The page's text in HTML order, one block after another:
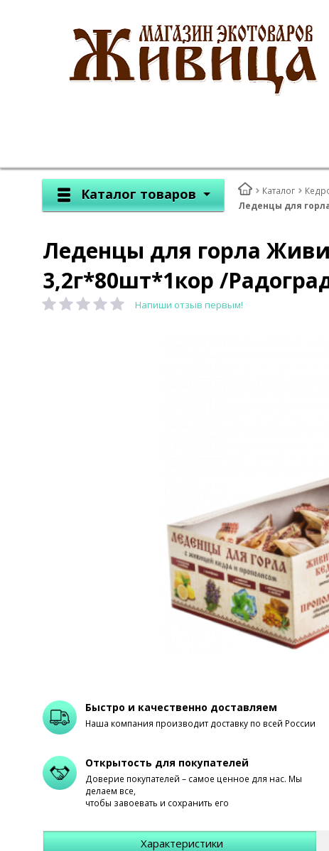
Каталог товаров Каталог
Леденцы для
Леденцы для горла
3,2г*80шт*1кор /
Напиши отзыв первым!
Быстро и качественно доставляем
Наша компания производит доставку по всей России
Открытость для покупателей
Доверие покупателей – самое ценное для нас. Мы
делаем все,
чтобы завоевать и сохранить его
Характеристики